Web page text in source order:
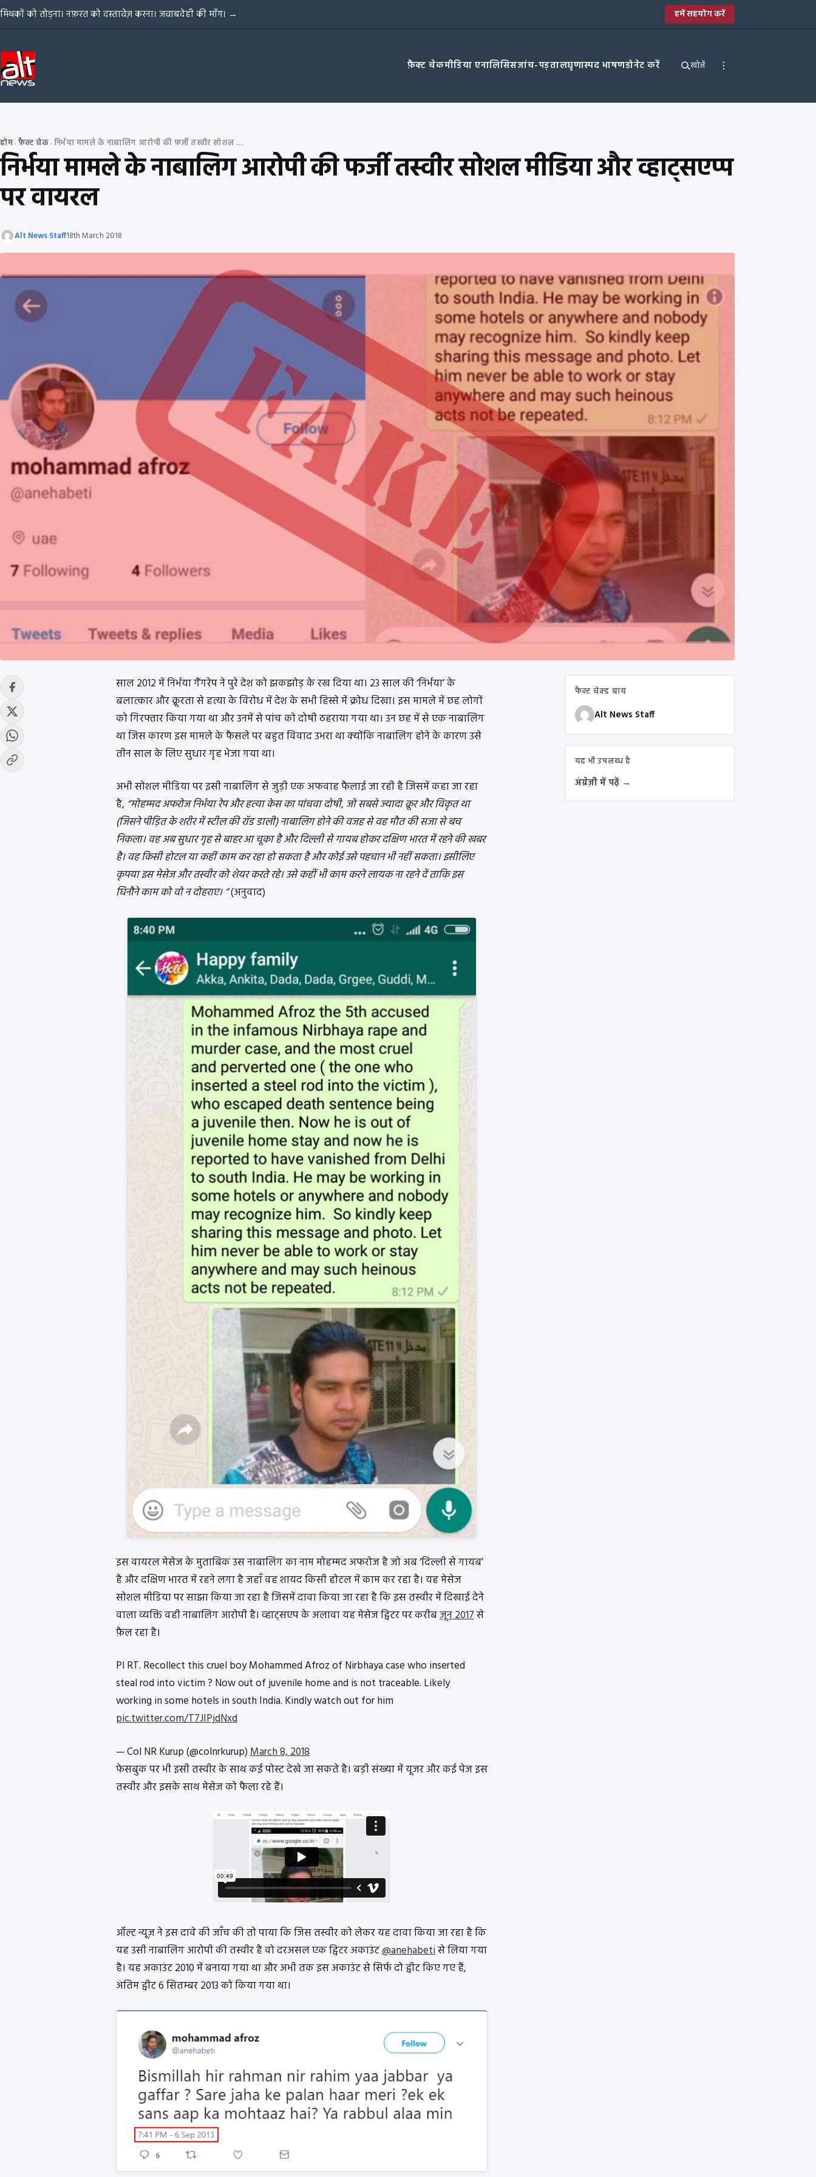
Skip to content
मिथकों को तोड़ना। नफ़रत को दस्तावेज़ करना। जवाबदेही की माँग। → हमें सहयोग करें
फ़ैक्ट चेकमीडिया एनालिसिसजांच-पड़तालघृणास्पद भाषणडोनेट करें खोजें
होम› फ़ैक्ट चेक› निर्भया मामले के नाबालिग आरोपी की फर्जी तस्वीर सोशल मीडिया और व्हाट्सएप्प पर वायरल
निर्भया मामले के नाबालिग आरोपी की फर्जी तस्वीर सोशल मीडिया और व्हाट्सएप्प
पर वायरल
Alt News Staff18th March 2018
साल 2012 में निर्भया गैंगरेप ने पुरे देश को झकझोड़ के रख दिया था। 23 साल की ‘निर्भया’ के
बलात्कार और क्रूरता से हत्या के विरोध में देश के सभी हिस्से में क्रोध दिखा। इस मामले में छह लोगों
को गिरफ्तार किया गया था और उनमें से पांच को दोषी ठहराया गया था। उन छह में से एक नाबालिग
था जिस कारण इस मामले के फैसले पर बहुत विवाद उभरा था क्योंकि नाबालिग होने के कारण उसे
तीन साल के लिए सुधार गृह भेजा गया था।
अभी सोशल मीडिया पर इसी नाबालिग से जुड़ी एक अफवाह फैलाई जा रही है जिसमें कहा जा रहा
है, “मोहम्मद अफरोज निर्भया रेप और हत्या केस का पांचवा दोषी, जो सबसे ज्यादा क्रूर और विकृत था
(जिसने पीड़ित के शरीर में स्टील की रॉड डाली) नाबालिग होने की वजह से वह मौत की सजा से बच
निकला। वह अब सुधार गृह से बाहर आ चूका है और दिल्ली से गायब होकर दक्षिण भारत में रहने की खबर
है। वह किसी होटल या कहीं काम कर रहा हो सकता है और कोई उसे पहचान भी नहीं सकता। इसीलिए
कृपया इस मेसेज और तस्वीर को शेयर करते रहे। उसे कहीं भी काम करने लायक ना रहने दें ताकि इस
घिनौने काम को वो न दोहराए। “(अनुवाद)
इस वायरल मेसेज के मुताबिक उस नाबालिग का नाम मोहम्मद अफरोज है जो अब ‘दिल्ली से गायब’
है और दक्षिण भारत में रहने लगा है जहाँ वह शायद किसी होटल में काम कर रहा है। यह मेसेज
सोशल मीडिया पर साझा किया जा रहा है जिसमें दावा किया जा रहा है कि इस तस्वीर में दिखाई देने
वाला व्यक्ति वही नाबालिग आरोपी है। व्हाट्सएप के अलावा यह मेसेज ट्विटर पर करीबजून 2017से
फ़ैल रहा है।
Pl RT. Recollect this cruel boy Mohammed Afroz of Nirbhaya case who inserted
steal rod into victim ? Now out of juvenile home and is not traceable. Likely
working in some hotels in south India. Kindly watch out for him
pic.twitter.com/T7JIPjdNxd
— Col NR Kurup (@colnrkurup)March 8, 2018
फेसबुक पर भी इसी तस्वीर के साथ कई पोस्ट देखे जा सकते है। बड़ी संख्या में यूजर और कई पेज इस
तस्वीर और इसके साथ मेसेज को फैला रहे हैं।
ऑल्ट न्यूज़ ने इस दावे की जाँच की तो पाया कि जिस तस्वीर को लेकर यह दावा किया जा रहा है कि
यह उसी नाबालिग आरोपी की तस्वीर है वो दरअसल एक ट्विटर अकाउंट@anehabetiसे लिया गया
है। यह अकाउंट 2010 में बनाया गया था और अभी तक इस अकाउंट से सिर्फ दो ट्वीट किए गए हैं,
अंतिम ट्वीट 6 सितम्बर 2013 को किया गया था।
फैक्ट चेक्ड बाय
Alt News Staff
यह भी उपलब्ध है
अंग्रेज़ी में पढ़ें →